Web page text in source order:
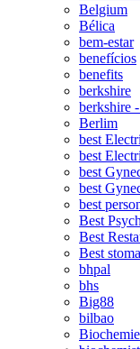
Belgium
Bélica
bem-estar
benefícios
benefits
berkshire
berkshire
Berlim
best
best
best
best
best
Best
Best
Best
bhpal
bhs
Big88
bilbao
Biochemie